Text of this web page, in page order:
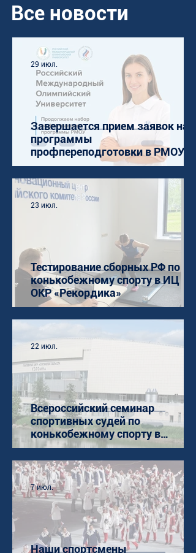
Все новости
Завершается прием заявок на
программы
профпереподготовки в РМОУ
29 июл.
Тестирование сборных РФ по
конькобежному спорту в ИЦ
ОКР «Рекордика»
23 июл.
Всероссийский семинар
спортивных судей по
конькобежному спорту в
Коломне
22 июл.
Наши спортсмены
7 июл.